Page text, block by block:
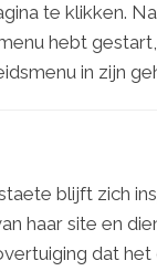
te klikken.
hebt
in zijn
blijft zich
haar site en
dat